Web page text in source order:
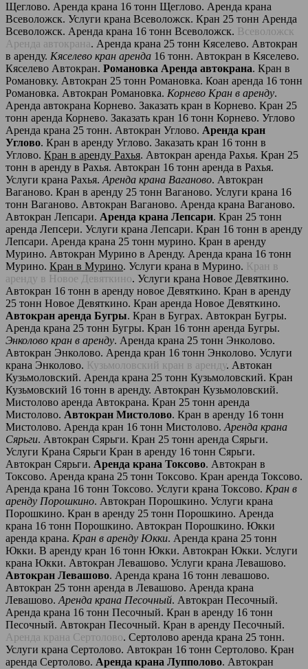
Щеглово. Аренда крана 16 тонн Щеглово. Аренда крана
Всеволожск. Услуги крана Всеволожск. Кран 25 тонн Аренда
Всеволожск. Аренда крана 16 тонн Всеволожск. Всеволожск
Аренда автокрана. Аренда крана 25 тонн Кяселево. Автокран
в аренду. Кяселево кран аренда 16 тонн. Автокран в Кяселево.
Кяселево Автокран. Романовка Аренда автокрана. Кран в
Романовку. Автокран 25 тонн Романовка. Коан аренда 16 тонн
Романовка. Автокран Романовка. Корнево Кран в аренду.
Аренда автокрана Корнево. Заказать кран в Корнево. Кран 25
тонн аренда Корнево. Заказать кран 16 тонн Корнево. Углово
Аренда крана 25 тонн. Автокран Углово. Аренда кран
Углово. Кран в аренду Углово. Заказать кран 16 тонн в
Углово. Кран в аренду Рахья. Автокран аренда Рахья. Кран 25
тонн в аренду в Рахья. Автокран 16 тонн аренда в Рахья.
Услуги крана Рахья. Аренда крана Ваганово. Автокран
Ваганово. Кран в аренду 25 тонн Ваганово. Услуги крана 16
тонн Ваганово. Автокран Ваганово. Аренда крана Ваганово.
Автокран Лепсари. Аренда крана Лепсари. Кран 25 тонн
аренда Лепсери. Услуги крана Лепсари. Кран 16 тонн в аренду
Лепсари. Аренда крана 25 тонн мурино. Кран в аренду
Мурино. Автокран Мурино в Аренду. Аренда крана 16 тонн
Мурино. Кран в Мурино. Услуги крана в Мурино. Кран в
аренду в Новое Девяткино. Услуги крана Новое Девяткино.
Автокран 16 тонн в аренду новое Девяткино. Кран в аренду
25 тонн Новое Девяткино. Кран аренда Новое Девяткино.
Автокран аренда Бугры. Кран в Буграх. Автокран Бугры.
Аренда крана 25 тонн Бугры. Кран 16 тонн аренда Бугры.
Энколово кран в аренду. Аренда крана 25 тонн Энколово.
Автокран Энколово. Аренда кран 16 тонн Энколово. Услуги
крана Энколово. Кузьмоловский кран в аренду. Автокан
Кузьмоловский. Аренда крана 25 тонн Кузьмоловский. Кран
Кузьмовский 16 тонн в аренду. Автокран Кузьмоловский.
Мистолово аренда Автокрана. Кран 25 тонн аренда
Мистолово. Автокран Мистолово. Кран в аренду 16 тонн
Мистолово. Аренда кран 16 тонн Мистолово. Аренда крана
Сярьги. Автокран Сярьги. Кран 25 тонн аренда Сярьги.
Услуги Крана Сярьги Кран в аренду 16 тонн Сярьги.
Автокран Сярьги. Аренда крана Токсово. Автокран в
Токсово. Аренда крана 25 тонн Токсово. Кран аренда Токсово.
Аренда крана 16 тонн Токсово. Услуги крана Токсово. Кран в
аренду Порошкино. Автокран Порошкино. Услуги крана
Порошкино. Кран в аренду 25 тонн Порошкино. Аренда
крана 16 тонн Порошкино. Автокран Порошкино. Юкки
аренда крана. Кран в аренду Юкки. Аренда крана 25 тонн
Юкки. В аренду кран 16 тонн Юкки. Автокран Юкки. Услуги
крана Юкки. Автокран Левашово. Услуги крана Левашово.
Автокран Левашово. Аренда крана 16 тонн левашово.
Автокран 25 тонн аренда в Левашово. Аренда крана
Левашово. Аренда крана Песочный. Автокран Песочный.
Аренда крана 16 тонн Песочный. Кран в аренду 16 тонн
Песочный. Автокран Песочный. Кран в аренду Песочный.
Аренда крана Сертолово. Сертолово аренда крана 25 тонн.
Услуги крана Сертолово. Автокран 16 тонн Сертолово. Кран
аренда Сертолово. Аренда крана Лупполово. Автокран